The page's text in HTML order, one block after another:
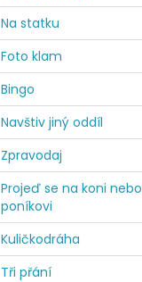
Na statku
Foto klam
Bingo
Navštiv jiný oddíl
Zpravodaj
Projeď se na koni nebo
poníkovi
Kuličkodráha
Tři přání